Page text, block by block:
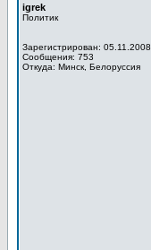
igrek
Политик
Зарегистрирован: 05.11.2008
Сообщения: 753
Откуда: Минск, Белоруссия